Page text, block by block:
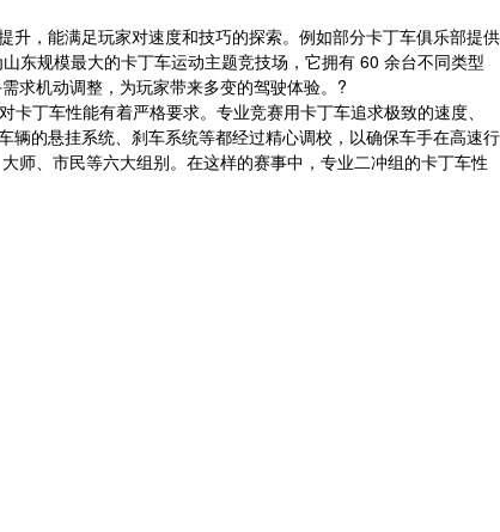
，能满足玩家对速度和技巧的探索。例如部分卡丁车俱乐部提供
东规模最大的卡丁车运动主题竞技场，它拥有 60 余台不同类型
求机动调整，为玩家带来多变的驾驶体验。?
丁车性能有着严格要求。专业竞赛用卡丁车追求极致的速度、
的悬挂系统、刹车系统等都经过精心调校，以确保车手在高速行
师、市民等六大组别。在这样的赛事中，专业二冲组的卡丁车性